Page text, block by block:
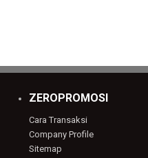
ZEROPROMOSI
Cara Transaksi
Company Profile
Sitemap